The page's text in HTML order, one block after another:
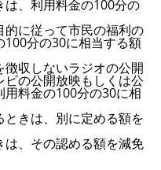
、利用料金の100分の
に従って市民の福利の
100分の30に相当する額
収しないラジオの公開
の公開放映もしくは公
料金の100分の30に相
きは、別に定める額を
、その認める額を減免